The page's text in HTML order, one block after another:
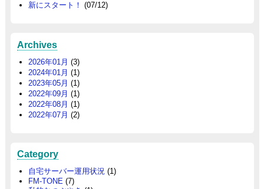
新にスタート！ (07/12)
Archives
2026年01月 (3)
2024年01月 (1)
2023年05月 (1)
2022年09月 (1)
2022年08月 (1)
2022年07月 (2)
Category
自宅サーバー運用状況 (1)
FM-TONE (7)